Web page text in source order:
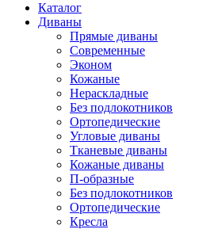
Каталог
Диваны
Прямые диваны
Современные
Эконом
Кожаные
Нераскладные
Без подлокотников
Ортопедические
Угловые диваны
Тканевые диваны
Кожаные диваны
П-образные
Без подлокотников
Ортопедические
Кресла